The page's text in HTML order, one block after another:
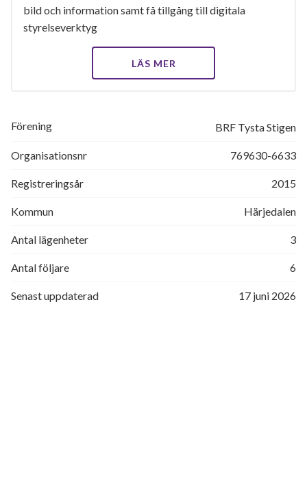
bild och information samt få tillgång till digitala
styrelseverktyg
LÄS MER
Förening BRF Tysta Stigen
Organisationsnr 769630-6633
Registreringsår 2015
Kommun Härjedalen
Antal lägenheter 3
Antal följare 6
Senast uppdaterad 17 juni 2026